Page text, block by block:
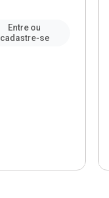
Entre ou
cadastre-se